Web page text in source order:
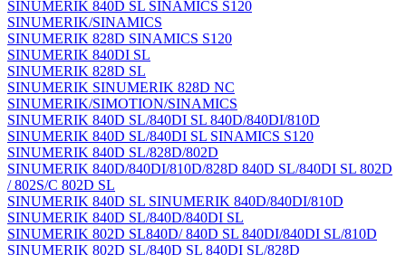
SINUMERIK 840D SL SINAMICS S120
SINUMERIK/SINAMICS
SINUMERIK 828D SINAMICS S120
SINUMERIK 840DI SL
SINUMERIK 828D SL
SINUMERIK SINUMERIK 828D NC
SINUMERIK/SIMOTION/SINAMICS
SINUMERIK 840D SL/840DI SL 840D/840DI/810D
SINUMERIK 840D SL/840DI SL SINAMICS S120
SINUMERIK 840D SL/828D/802D
SINUMERIK 840D/840DI/810D/828D 840D SL/840DI SL 802D
/ 802S/C 802D SL
SINUMERIK 840D SL SINUMERIK 840D/840DI/810D
SINUMERIK 840D SL/840D/840DI SL
SINUMERIK 802D SL840D/ 840D SL 840DI/840DI SL/810D
SINUMERIK 802D SL/840D SL 840DI SL/828D